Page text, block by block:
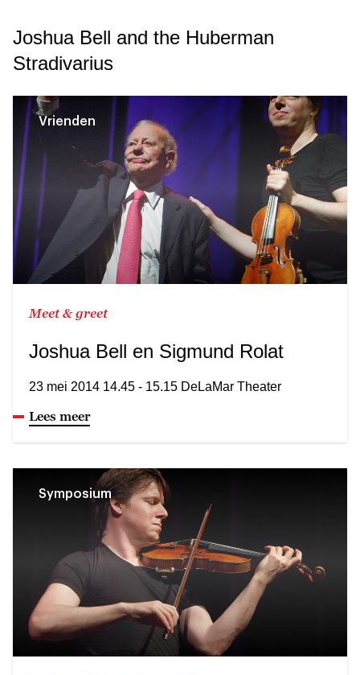
Joshua Bell and the Huberman
Stradivarius
Vrienden
Meet & greet
Joshua Bell en Sigmund Rolat
23 mei 2014 14.45 - 15.15 DeLaMar Theater
Lees meer
Symposium